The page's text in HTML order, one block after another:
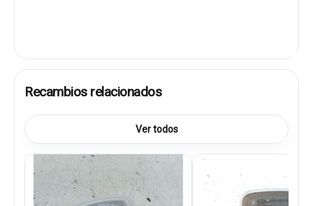
Recambios relacionados
Ver todos